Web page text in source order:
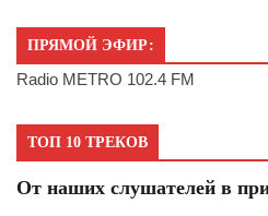
ПРЯМОЙ ЭФИР:
Radio METRO 102.4 FM
ТОП 10 ТРЕКОВ
От наших слушателей в